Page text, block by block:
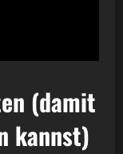
(damit
kannst)